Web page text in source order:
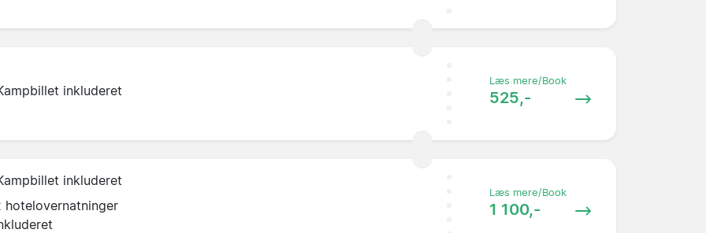
inkluderet
Læs mere/Book
525,-
inkluderet
hotelovernatninger
Læs mere/Book
1 100,-